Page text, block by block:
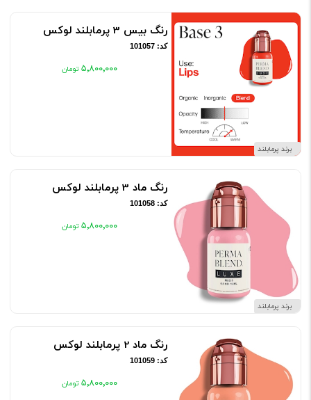
برند پرمابلند
رنگ بیس 3 پرمابلند لوکس
کد: 101057
۵٬۸۰۰٬۰۰۰
برند پرمابلند
رنگ ماد 3 پرمابلند لوکس
کد: 101058
۵٬۸۰۰٬۰۰۰
رنگ ماد 2 پرمابلند لوکس
کد: 101059
۵٬۸۰۰٬۰۰۰